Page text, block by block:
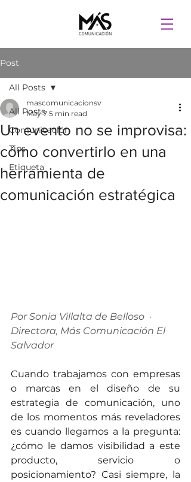
Post
All Posts
Comunicación
Tips
Etiqueta
All Posts
Un evento no se improvisa:
cómo convertirlo en una
herramienta de
comunicación estratégica
mascomunicacionsv
May 7 5 min read
Por Sonia Villalta de Belloso  ·
Directora, Más Comunicación El
Salvador
Cuando trabajamos con empresas
o marcas en el diseño de su
estrategia de comunicación, uno
de los momentos más reveladores
es cuando llegamos a la pregunta:
¿cómo le damos visibilidad a este
producto, servicio o
posicionamiento? Casi siempre, la